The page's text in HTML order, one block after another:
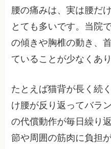
腰の痛みは、実は腰だ
とても多いです。当院
の傾きや胸椎の動き、
ていることが少なくあり
たとえば猫背が長く続
け腰が反り返ってバラ
の代償動作が毎日繰り
節や周囲の筋肉に負担